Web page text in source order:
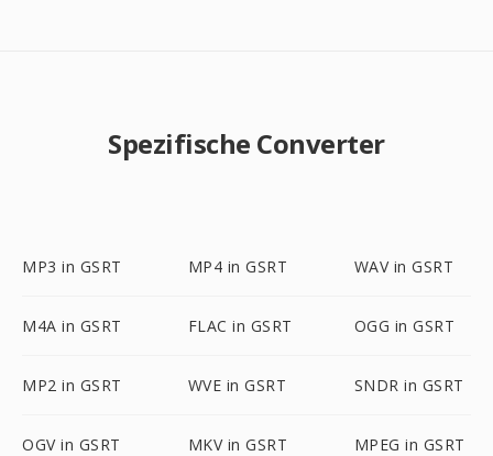
Spezifische Converter
MP3 in GSRT MP4 in GSRT WAV in GSRT
M4A in GSRT FLAC in GSRT OGG in GSRT
MP2 in GSRT WVE in GSRT SNDR in GSRT
OGV in GSRT MKV in GSRT MPEG in GSRT